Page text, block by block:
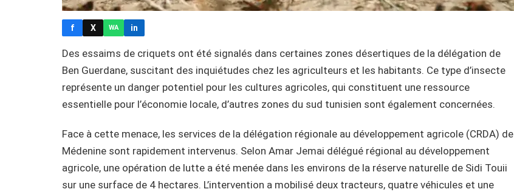
f X WA in
Des essaims de criquets ont été signalés dans certaines zones désertiques de la délégation de
Ben Guerdane, suscitant des inquiétudes chez les agriculteurs et les habitants. Ce type d’insecte
représente un danger potentiel pour les cultures agricoles, qui constituent une ressource
essentielle pour l’économie locale, d’autres zones du sud tunisien sont également concernées.
Face à cette menace, les services de la délégation régionale au développement agricole (CRDA) de
Médenine sont rapidement intervenus. Selon Amar Jemai délégué régional au développement
agricole, une opération de lutte a été menée dans les environs de la réserve naturelle de Sidi Touii
sur une surface de 4 hectares. L’intervention a mobilisé deux tracteurs, quatre véhicules et une